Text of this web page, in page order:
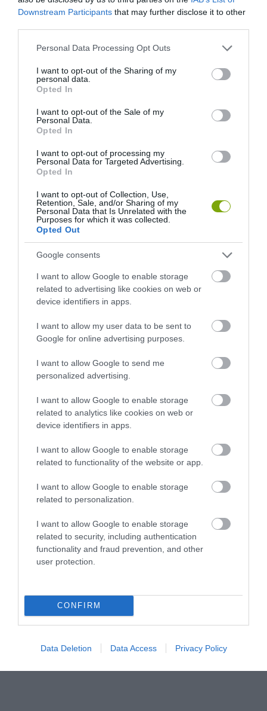
Downstream Participants that may further disclose it to other
Please note that this website/app uses one or more Google
not limited to your visit or usage behaviour. You may click to
grant or deny consent to Google and its third-party tags to
use your data for below specified purposes in below Google
consent section.
Personal Data Processing Opt Outs
I want to opt-out of the Sharing of my
personal data.
Opted In
I want to opt-out of the Sale of my
Personal Data.
Opted In
I want to opt-out of processing my
Personal Data for Targeted Advertising.
Opted In
I want to opt-out of Collection, Use,
Retention, Sale, and/or Sharing of my
Personal Data that Is Unrelated with the
Purposes for which it was collected.
Opted Out
Google consents
I want to allow Google to enable storage
related to advertising like cookies on web or
device identifiers in apps.
I want to allow my user data to be sent to
Google for online advertising purposes.
I want to allow Google to send me
personalized advertising.
I want to allow Google to enable storage
related to analytics like cookies on web or
device identifiers in apps.
I want to allow Google to enable storage
related to functionality of the website or app.
I want to allow Google to enable storage
related to personalization.
I want to allow Google to enable storage
related to security, including authentication
functionality and fraud prevention, and other
user protection.
CONFIRM
Data Deletion Data Access Privacy Policy